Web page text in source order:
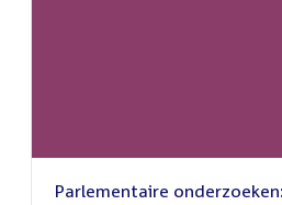
Parlementaire